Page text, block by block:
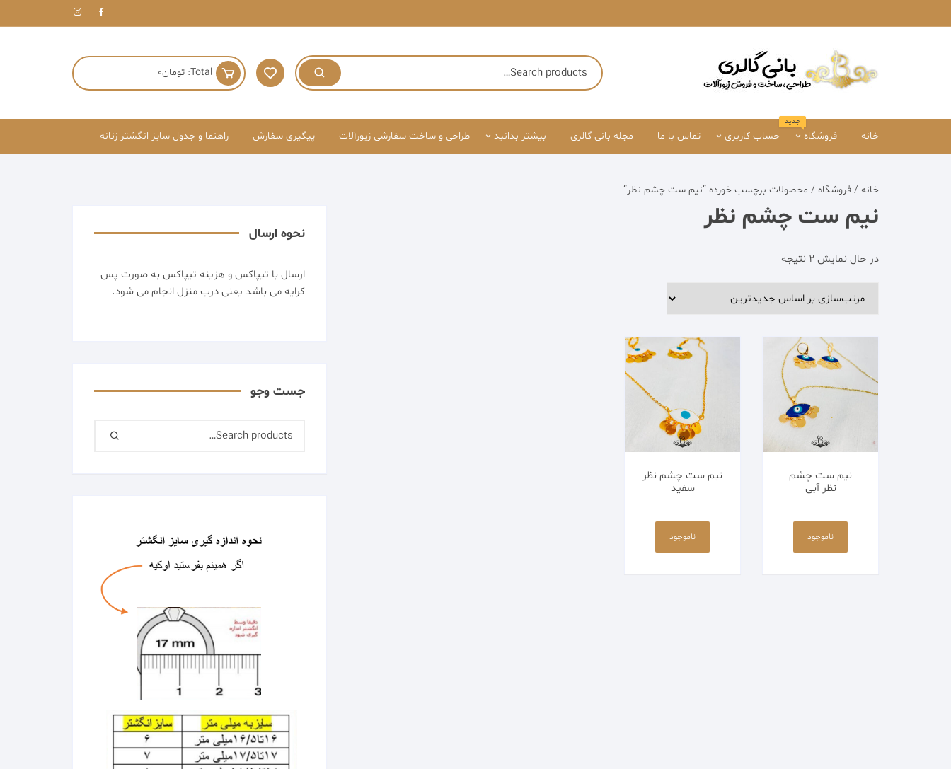
to
Total: تومان0
خانه فروشگاه
جدید
گوشواره
اکسسوری
پابند
کالکشن مردانه
زیورآلات استیل
زیورآلات پلیمری
زیورآلات منجوقی
حساب کاربری
تسویه حساب
تماس با ما مجله بانی گالری بیشتر بدانید طراحی و ساخت سفارشی زیورآلات پیگیری سفارش راهنما و جدول سایز انگشتر زنانه
خانه / فروشگاه / محصولات برچسب خورده “نیم ست چشم نظر”
نیم ست چشم نظر
در حال نمایش 2 نتیجه
نیم ست چشم
نظر آبی
ناموجود
نیم ست چشم نظر
سفید
ناموجود
نحوه ارسال
ارسال با تیپاکس و هزینه تیپاکس به صورت پس
کرایه می باشد یعنی درب منزل انجام می شود.
جست وجو